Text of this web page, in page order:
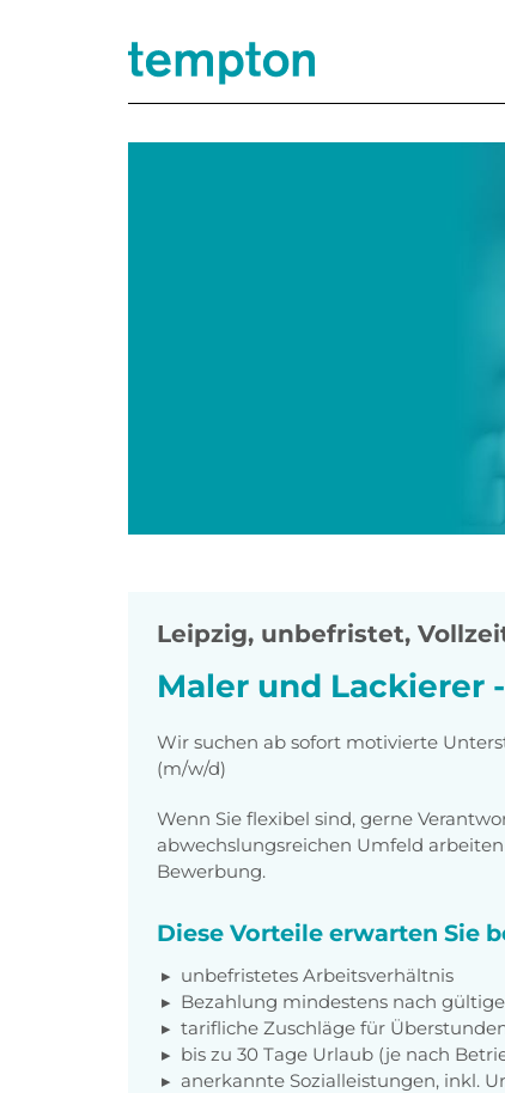
Leipzig, unbefristet,
Maler und Lackierer
Wir suchen ab sofort motivierte
(m/w/d)
Wenn Sie flexibel sind, gerne
abwechslungsreichen Umfeld
Bewerbung.
Diese Vorteile erwarten Sie
unbefristetes Arbeitsverhältnis
Bezahlung mindestens nach
tarifliche Zuschläge für
bis zu 30 Tage Urlaub (je nach
anerkannte Sozialleistungen, inkl.